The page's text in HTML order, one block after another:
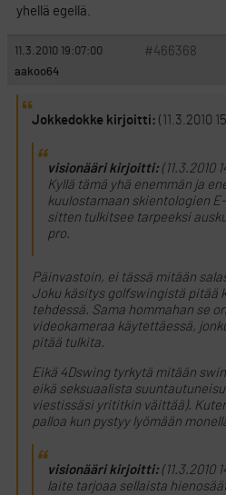
yhellä egellä.
11.3.2010 19:07:00 #466368
aakoo64
Jokkedokke kirjoitti: (11.3.2010
visionääri kirjoitti:(11.3.2010
Kyllä tämä yhä enemmän ja
kuulostamaan skientologien
sitten tulkitsee tarpeeksi
pro.
Päinvastoin, ei tässä mitään
Joku käsitys golfswingistä pitää
tehdessä. Sama hommahan se
videokameraa käytettäessä,
pitää tulkita.
Eikä 4Dswing tyrkytä mitään
eikä seksuaalista
viestissäsi yrititkin väittää).
palloa kun pystyy lyömään
visionääri kirjoitti:(11.3.2010
laite tarjoaa sellaista